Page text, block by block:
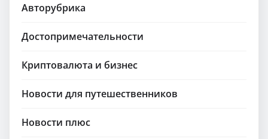
Авторубрика
Достопримечательности
Криптовалюта и бизнес
Новости для путешественников
Новости плюс